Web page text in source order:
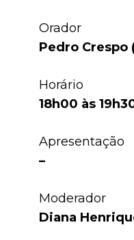
Orador
Pedro Crespo
Horário
18h00 às
Apresentação
–
Moderador
Diana